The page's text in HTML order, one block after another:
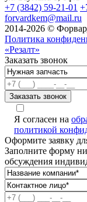
+7 (3842) 59-21-01
forvardkem@mail.ru
2014-2026 ©
Политика
«Резалт»
Заказать звонок
Я согласен на
политикой
Оформите заявку
Заполните форму
обсуждения